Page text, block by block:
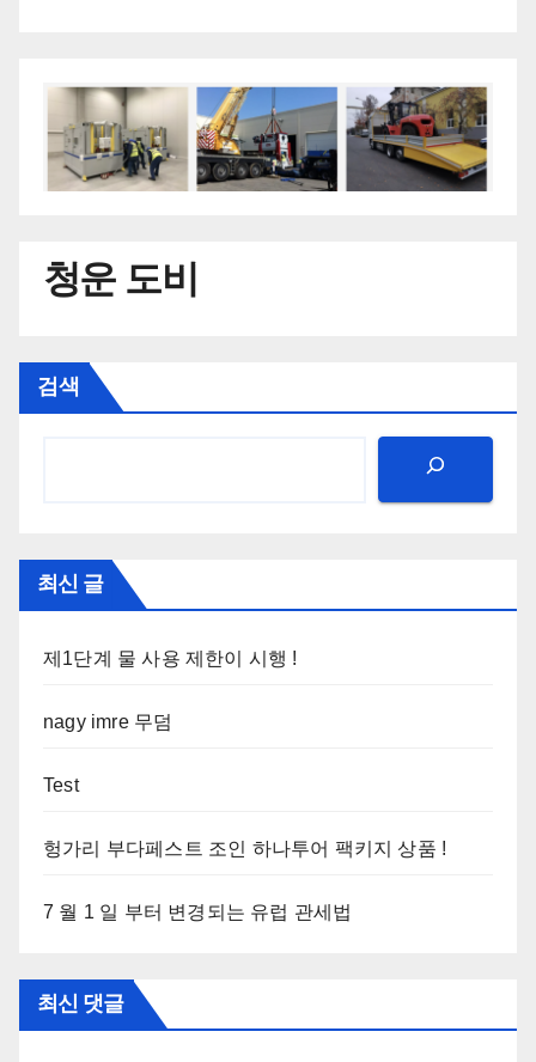
청운 도비
검색
최신 글
제1단계 물 사용 제한이 시행 !
nagy imre 무덤
Test
헝가리 부다페스트 조인 하나투어 팩키지 상품 !
7 월 1 일 부터 변경되는 유럽 관세법
최신 댓글